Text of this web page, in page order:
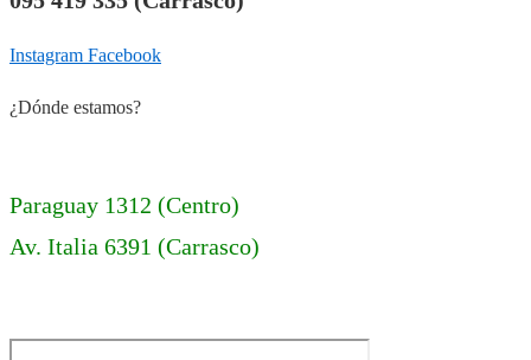
Instagram Facebook
¿Dónde estamos?
Paraguay 1312 (Centro)
Av. Italia 6391 (Carrasco)